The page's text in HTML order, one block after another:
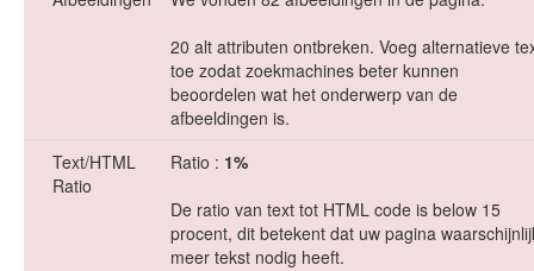
20 alt attributen ontbreken. Voeg alternatieve
toe zodat zoekmachines beter kunnen
beoordelen wat het onderwerp van de
afbeeldingen is.
Text/HTML
Ratio
Ratio : 1%
De ratio van text tot HTML code is below 15
procent, dit betekent dat uw pagina
meer tekst nodig heeft.